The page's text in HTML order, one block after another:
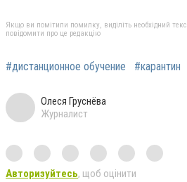
Якщо ви помітили помилку, виділіть необхідний
повідомити про це редакцію
#дистанционное обучение #карантин
Олеся Груснёва
Журналист
Авторизуйтесь, щоб оцінити